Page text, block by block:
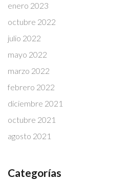
enero 2023
octubre 2022
julio 2022
mayo 2022
marzo 2022
febrero 2022
diciembre 2021
octubre 2021
agosto 2021
Categorías